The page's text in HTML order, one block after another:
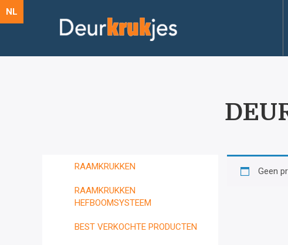
NL
RAAMKRUKKEN
RAAMKRUKKEN
HEFBOOMSYSTEEM
BEST VERKOCHTE PRODUCTEN
Geen